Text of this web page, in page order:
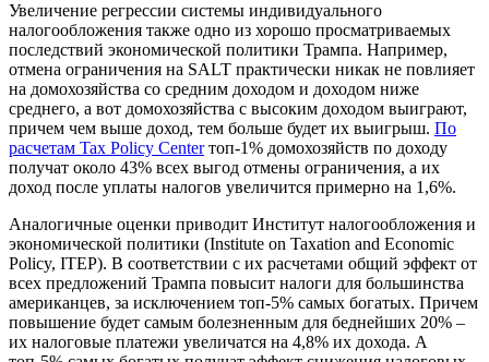
Увеличение регрессии системы индивидуального
налогообложения также одно из хорошо просматриваемых
последствий экономической политики Трампа. Например,
отмена ограничения на SALT практически никак не повлияет
на домохозяйства со средним доходом и доходом ниже
среднего, а вот домохозяйства с высоким доходом выиграют,
причем чем выше доход, тем больше будет их выигрыш. По
расчетам Tax Policy Centerтоп-1% домохозяйств по доходу
получат около 43% всех выгод отмены ограничения, а их
доход после уплаты налогов увеличится примерно на 1,6%.
Аналогичные оценки приводит Институт налогообложения и
экономической политики (Institute on Taxation and Economic
Policy, ITEP). В соответствии с их расчетами общий эффект от
всех предложений Трампа повысит налоги для большинства
американцев, за исключением топ-5% самых богатых. Причем
повышение будет самым болезненным для беднейших 20% –
их налоговые платежи увеличатся на 4,8% их дохода. А